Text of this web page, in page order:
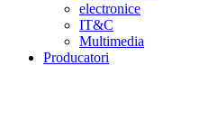
electronice
IT&C
Multimedia
Producatori